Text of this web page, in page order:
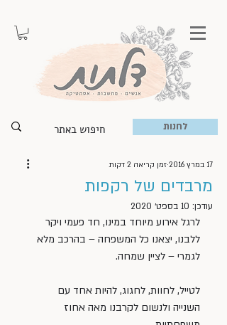
לחנות
מרבדים של רקפות
17 במרץ 2016 זמן קריאה 2 דקות
עודכן: 10 בספט׳ 2020
לרגל אירוע מיוחד במינו, חד פעמי ויקר
ללבנו, יצאנו כל המשפחה – בהרכב מלא
לגמרי – לציין שמחה.
לטייל, לחוות, לחגוג, להיות אחד עם
השנייה ולנשום לקרבנו מאה אחוז